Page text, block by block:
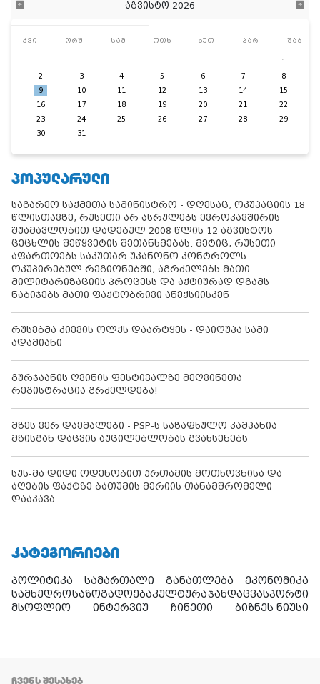
აგვისტო 2026
კვი ორშ სამ ოთხ ხუთ პარ შაბ
1
2
3 4 5 6 7
8
9
10 11 12 13 14
15
16
17 18 19 20 21
22
23
24 25 26 27 28
29
30
31
ᲞᲝᲞᲣᲚᲐᲠᲣᲚᲘ
საგარეო საქმეთა სამინისტრო - დღესაც, ოკუპაციის 18
წლისთავზე, რუსეთი არ ასრულებს ევროკავშირის
შუამავლობით დადებულ 2008 წლის 12 აგვისტოს
ცეცხლის შეწყვეტის შეთანხმებას. მეტიც, რუსეთი
აფართოებს საკუთარ უკანონო კონტროლს
ოკუპირებულ რეგიონებში, აგრძელებს მათი
მილიტარიზაციის პროცესს და აქტიურად დგამს
ნაბიჯებს მათი ფაქტობრივი ანექსიისკენ
რუსებმა კიევის ოლქს დაარტყეს - დაიღუპა სამი
ადამიანი
გურჯაანის ღვინის ფესტივალზე მეღვინეთა
რეგისტრაცია გრძელდება!
მზეს ვერ დაემალები - PSP-ს საზაფხულო კამპანია
მზისგან დაცვის აუცილებლობას გვახსენებს
სუს-მა დიდი ოდენობით ქრთამის მოთხოვნისა და
აღების ფაქტზე ბათუმის მერიის თანამშრომელი
დააკავა
ᲙᲐᲢᲔᲒᲝᲠᲘᲔᲑᲘ
პოლიტიკა სამართალი განათლება
ეკონომიკა
სამხედროსაზოგადოებაკულტურაჯანდაცვასპორტი
მსოფლიო
ინტერვიუ ჩინეთი ბიზნეს ნიუსი
ᲩᲕᲔᲜᲡ ᲨᲔᲡᲐᲮᲔᲑ